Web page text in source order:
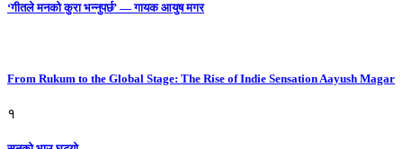
‘गीतले मनको कुरा भन्नुपर्छ’ — गायक आयुष मगर
From Rukum to the Global Stage: The Rise of Indie Sensation Aayush Magar
१